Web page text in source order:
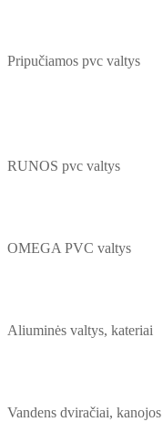
Pripučiamos pvc valtys
RUNOS pvc valtys
OMEGA PVC valtys
Aliuminės valtys, kateriai
Vandens dviračiai, kanojos